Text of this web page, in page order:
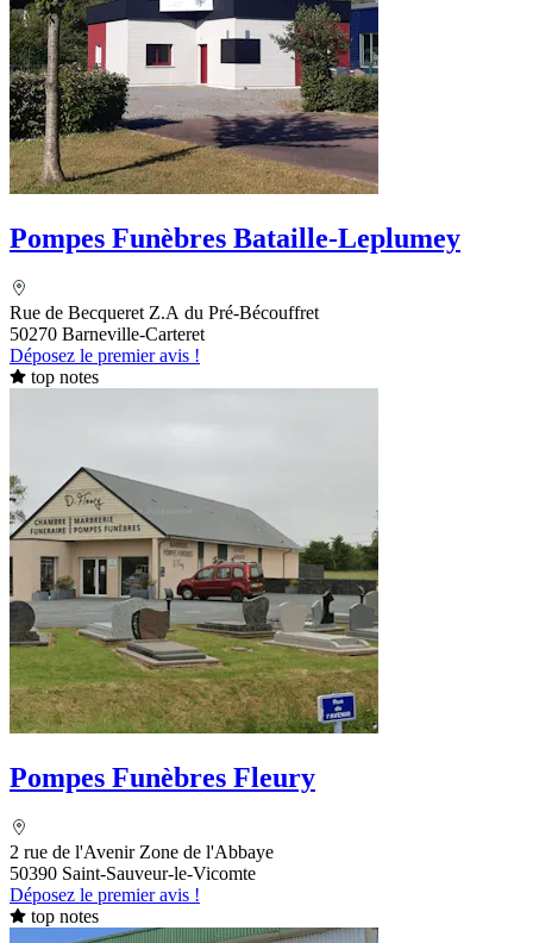
Pompes Funèbres Bataille-Leplumey
Rue de Becqueret Z.A du Pré-Bécouffret
50270 Barneville-Carteret
Déposez le premier avis !
top notes
Pompes Funèbres Fleury
2 rue de l'Avenir Zone de l'Abbaye
50390 Saint-Sauveur-le-Vicomte
Déposez le premier avis !
top notes